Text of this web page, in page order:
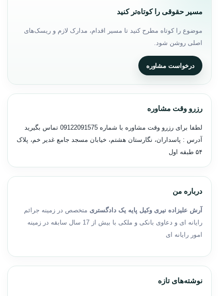
مسیر حقوقی را کوتاه‌تر کنید
موضوع را کوتاه مطرح کنید تا مسیر اقدام، مدارک لازم و ریسک‌های
اصلی روشن شود.
درخواست مشاوره
رزرو وقت مشاوره
لطفا برای رزرو وقت مشاوره با شماره 09122091575 تماس بگیرید
آدرس : پاسداران، نگارستان هشتم، خیابان مسجد جامع غدیر خم، پلاک
۵۴ طبقه اول
درباره من
آرش علیزاده نیری وکیل پایه یک دادگستری متخصص در زمینه جرائم
رایانه ای و دعاوی بانکی و ملکی با بیش از 17 سال سابقه در زمینه
امور رایانه ای
نوشته‌های تازه